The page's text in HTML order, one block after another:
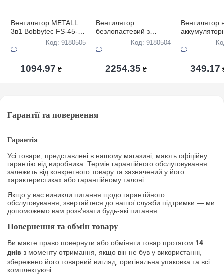
Вентилятор METALL
3в1 Bobbytec FS-45-
904, 150Вт 2шт/ящ
Код: 9180505
1094.97 ₴
Вентилятор
безлопастевий з
пультом Rainberg RB-
2344
Код: 9180504
2254.35 ₴
Вентилятор
349.17
Гарантії та повернення
Гарантія
Усі товари, представлені в нашому магазині, мають офіційну
гарантію від виробника. Термін гарантійного обслуговування
залежить від конкретного товару та зазначений у його
характеристиках або гарантійному талоні.
Якщо у вас виникли питання щодо гарантійного
обслуговування, звертайтеся до нашої служби підтримки — ми
допоможемо вам розв’язати будь-які питання.
Повернення та обмін товару
Ви маєте право повернути або обміняти товар протягом 14
днів з моменту отримання, якщо він не був у використанні,
збережено його товарний вигляд, оригінальна упаковка та всі
комплектуючі.